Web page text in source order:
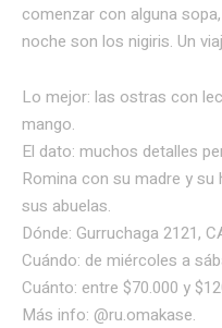
comenzar con alguna
noche son los nigiris. Un
Lo mejor: las ostras con
mango.
El dato: muchos detalles
Romina con su madre y
sus abuelas.
Dónde: Gurruchaga 2121,
Cuándo: de miércoles a
Cuánto: entre $70.000 y
Más info: @ru.omakase.